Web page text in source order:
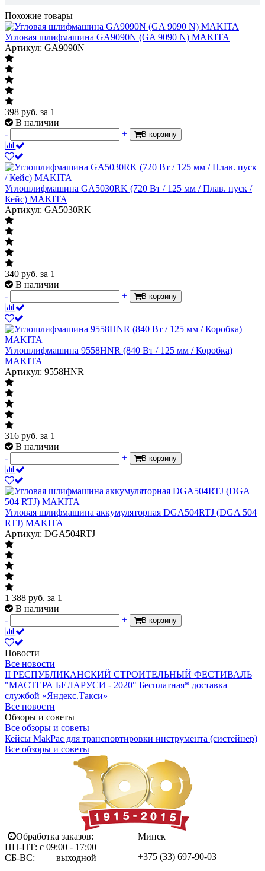
Похожие товары
Угловая шлифмашина GA9090N (GA 9090 N) MAKITA
Артикул: GA9090N
398 руб. за 1
В наличии
-
+ В корзину
Углошлифмашина GA5030RK (720 Вт / 125 мм / Плав. пуск /
Кейс) MAKITA
Артикул: GA5030RK
340 руб. за 1
В наличии
-
+ В корзину
Углошлифмашина 9558HNR (840 Вт / 125 мм / Коробка)
MAKITA
Артикул: 9558HNR
316 руб. за 1
В наличии
-
+ В корзину
Угловая шлифмашина аккумуляторная DGA504RTJ (DGA 504
RTJ) MAKITA
Артикул: DGA504RTJ
1 388 руб. за 1
В наличии
-
+ В корзину
Новости
Все новости
II РЕСПУБЛИКАНСКИЙ СТРОИТЕЛЬНЫЙ ФЕСТИВАЛЬ
"МАСТЕРА БЕЛАРУСИ - 2020" Бесплатная* доставка
службой «Яндекс.Такси»
Все новости
Обзоры и советы
Все обзоры и советы
Кейсы MakPac для транспортировки инструмента (систейнер)
Все обзоры и советы
Обработка заказов:
ПН-ПТ: с 09:00 - 17:00
СБ-ВС: выходной
Минск
+375 (33) 697-90-03